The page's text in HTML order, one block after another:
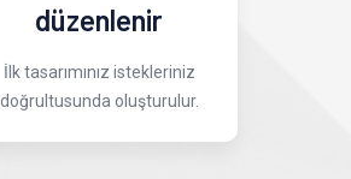
düzenlenir
İlk tasarımınız istekleriniz
doğrultusunda oluşturulur.